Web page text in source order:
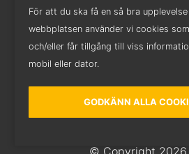
Kontakta oss
018 - 410
© Copyright 2026
För att du ska få en så bra
webbplatsen använder vi cookies
och/eller får tillgång till viss
mobil eller dator.
GODKÄNN ALLA